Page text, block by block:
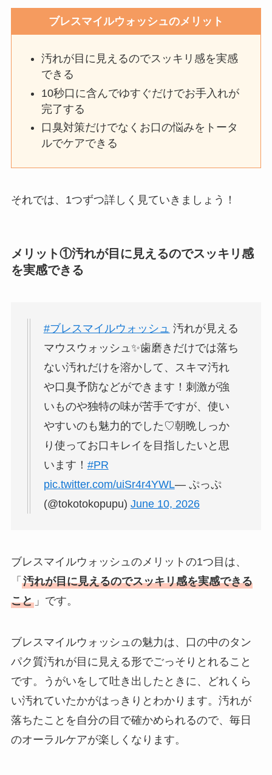
ブレスマイルウォッシュのメリット
汚れが目に見えるのでスッキリ感を実感
できる
10秒口に含んでゆすぐだけでお手入れが
完了する
口臭対策だけでなくお口の悩みをトータ
ルでケアできる
それでは、1つずつ詳しく見ていきましょう！
メリット①汚れが目に見えるのでスッキリ感
を実感できる
#ブレスマイルウォッシュ 汚れが見える
マウスウォッシュ✨歯磨きだけでは落ち
ない汚れだけを溶かして、スキマ汚れ
や口臭予防などができます！刺激が強
いものや独特の味が苦手ですが、使い
やすいのも魅力的でした♡朝晩しっか
り使ってお口キレイを目指したいと思
います！ #PR
pic.twitter.com/uiSr4r4YWL— ぷっぷ
(@tokotokopupu) June 10, 2026
ブレスマイルウォッシュのメリットの1つ目は、
「 汚れが目に見えるのでスッキリ感を実感できる
こと」です。
ブレスマイルウォッシュの魅力は、口の中のタン
パク質汚れが目に見える形でごっそりとれること
です。うがいをして吐き出したときに、どれくら
い汚れていたかがはっきりとわかります。汚れが
落ちたことを自分の目で確かめられるので、毎日
のオーラルケアが楽しくなります。